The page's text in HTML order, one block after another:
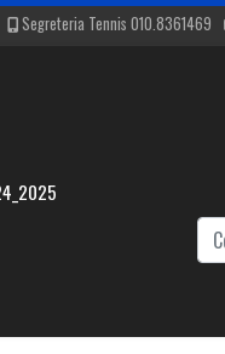
Segreteria Tennis 010.8361469
Cerca